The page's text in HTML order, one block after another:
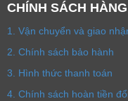
CHÍNH SÁCH
1. Vận chuyển và giao
2. Chính sách bảo hành
3. Hình thức thanh toán
4. Chính sách hoàn tiền